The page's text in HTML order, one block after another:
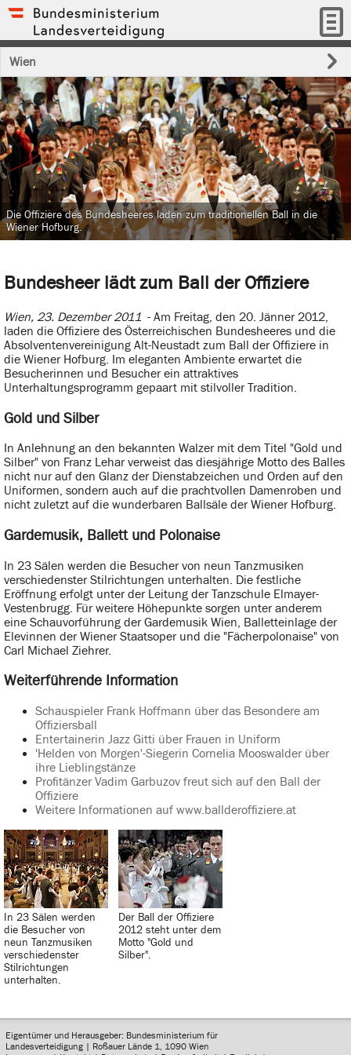
Wien
Bundesheer lädt zum Ball der Offiziere
Wien, 23. Dezember 2011 - Am Freitag, den 20. Jänner 2012,
laden die Offiziere des Österreichischen Bundesheeres und die
Absolventenvereinigung Alt-Neustadt zum Ball der Offiziere in
die Wiener Hofburg. Im eleganten Ambiente erwartet die
Besucherinnen und Besucher ein attraktives
Unterhaltungsprogramm gepaart mit stilvoller Tradition.
Gold und Silber
In Anlehnung an den bekannten Walzer mit dem Titel "Gold und
Silber" von Franz Lehar verweist das diesjährige Motto des Balles
nicht nur auf den Glanz der Dienstabzeichen und Orden auf den
Uniformen, sondern auch auf die prachtvollen Damenroben und
nicht zuletzt auf die wunderbaren Ballsäle der Wiener Hofburg.
Gardemusik, Ballett und Polonaise
In 23 Sälen werden die Besucher von neun Tanzmusiken
verschiedenster Stilrichtungen unterhalten. Die festliche
Eröffnung erfolgt unter der Leitung der Tanzschule Elmayer-
Vestenbrugg. Für weitere Höhepunkte sorgen unter anderem
eine Schauvorführung der Gardemusik Wien, Balletteinlage der
Elevinnen der Wiener Staatsoper und die "Fächerpolonaise" von
Carl Michael Ziehrer.
Weiterführende Information
Schauspieler Frank Hoffmann über das Besondere am
Offiziersball
Entertainerin Jazz Gitti über Frauen in Uniform
'Helden von Morgen'-Siegerin Cornelia Mooswalder über
ihre Lieblingstänze
Profitänzer Vadim Garbuzov freut sich auf den Ball der
Offiziere
Weitere Informationen auf www.ballderoffiziere.at
Die Offiziere des Bundesheeres laden zum traditionellen Ball in die
Wiener Hofburg.
In 23 Sälen werden
die Besucher von
neun Tanzmusiken
verschiedenster
Stilrichtungen
unterhalten.
Der Ball der Offiziere
2012 steht unter dem
Motto "Gold und
Silber".
Eigentümer und Herausgeber: Bundesministerium für
Landesverteidigung | Roßauer Lände 1, 1090 Wien